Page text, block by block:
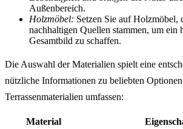
Außenbereich.
Holzmöbel: Setzen Sie auf Holzmöbel,
nachhaltigen Quellen stammen, um ein
Gesamtbild zu schaffen.
Die Auswahl der Materialien spielt eine
nützliche Informationen zu beliebten
Terrassenmaterialien umfassen:
Material